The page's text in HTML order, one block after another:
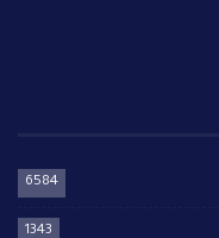
6584
1343